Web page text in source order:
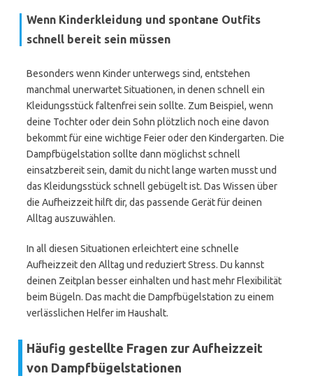
Wenn Kinderkleidung und spontane Outfits
schnell bereit sein müssen
Besonders wenn Kinder unterwegs sind, entstehen
manchmal unerwartet Situationen, in denen schnell ein
Kleidungsstück faltenfrei sein sollte. Zum Beispiel, wenn
deine Tochter oder dein Sohn plötzlich noch eine davon
bekommt für eine wichtige Feier oder den Kindergarten. Die
Dampfbügelstation sollte dann möglichst schnell
einsatzbereit sein, damit du nicht lange warten musst und
das Kleidungsstück schnell gebügelt ist. Das Wissen über
die Aufheizzeit hilft dir, das passende Gerät für deinen
Alltag auszuwählen.
In all diesen Situationen erleichtert eine schnelle
Aufheizzeit den Alltag und reduziert Stress. Du kannst
deinen Zeitplan besser einhalten und hast mehr Flexibilität
beim Bügeln. Das macht die Dampfbügelstation zu einem
verlässlichen Helfer im Haushalt.
Häufig gestellte Fragen zur Aufheizzeit
von Dampfbügelstationen